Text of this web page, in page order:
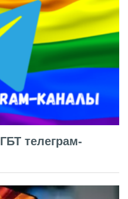
телеграм-